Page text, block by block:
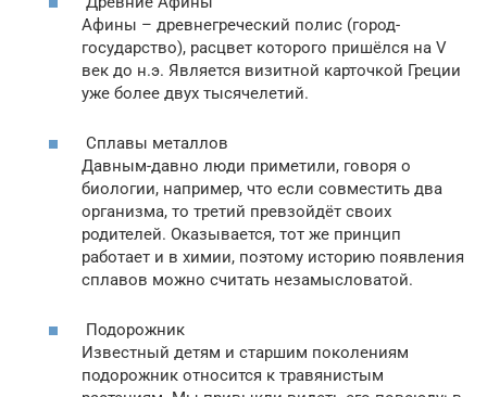
Афины – древнегреческий полис (город-
государство), расцвет которого пришёлся на V
век до н.э. Является визитной карточкой Греции
уже более двух тысячелетий.
Сплавы металлов
Давным-давно люди приметили, говоря о
биологии, например, что если совместить два
организма, то третий превзойдёт своих
родителей. Оказывается, тот же принцип
работает и в химии, поэтому историю появления
сплавов можно считать незамысловатой.
Подорожник
Известный детям и старшим поколениям
подорожник относится к травянистым